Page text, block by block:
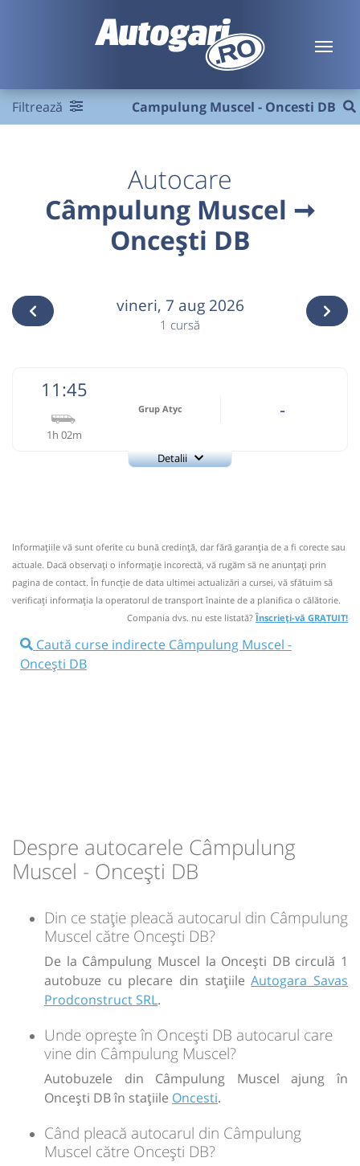
Filtrează Campulung Muscel - Oncesti DB
Autocare
Câmpulung Muscel ➞
Oncești DB
vineri, 7 aug 2026
1 cursă
11:45
1h 02m
Grup Atyc -
Detalii
Nu a circulat?Semnalați aici
Pune poze din călătoria ta ⤣
11:45 Câmpulung Muscel Autogara Savas
Microbuz: * Campulung Muscel-Targoviste
-
Sursa:GRUP ATYC SRL | Ultima actualizare:
Informaţiile vă sunt oferite cu bună credinţă, dar fără garanţia de a fi corecte sau
actuale. Dacă observați o informaţie incorectă, vă rugăm să ne anunțați prin
pagina de contact. În funcție de data ultimei actualizări a cursei, vă sfătuim să
verificaţi informaţia la operatorul de transport înainte de a planifica o călătorie.
Compania dvs. nu este listată?Înscrieți-vă GRATUIT!
Caută curse indirecte Câmpulung Muscel -
Oncești DB
Despre autocarele Câmpulung
Muscel - Oncești DB
Din ce stație pleacă autocarul din Câmpulung
Muscel către Oncești DB?
De la Câmpulung Muscel la Oncești DB circulă 1
autobuze cu plecare din stațiileAutogara Savas
Prodconstruct SRL.
Unde oprește în Oncești DB autocarul care
vine din Câmpulung Muscel?
Autobuzele din Câmpulung Muscel ajung în
Oncești DB în stațiile Oncesti.
Când pleacă autocarul din Câmpulung
Muscel către Oncești DB?